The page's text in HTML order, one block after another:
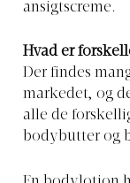
ansigtscreme.
Hvad er
Der findes
markedet, og
alle de
bodybutter og